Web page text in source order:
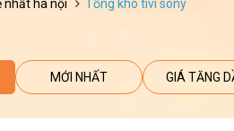
nhất hà nội tổng kho tivi sony
MỚI NHẤT GIÁ TĂNG